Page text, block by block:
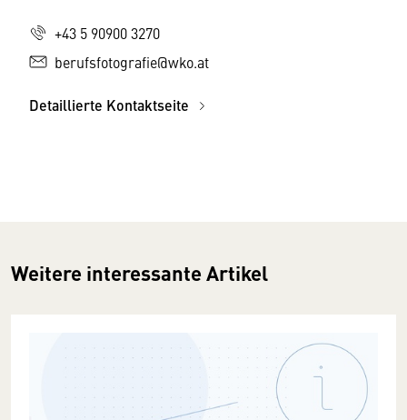
+43 5 90900 3270
berufsfotografie@wko.at
Detaillierte Kontaktseite
Weitere interessante Artikel